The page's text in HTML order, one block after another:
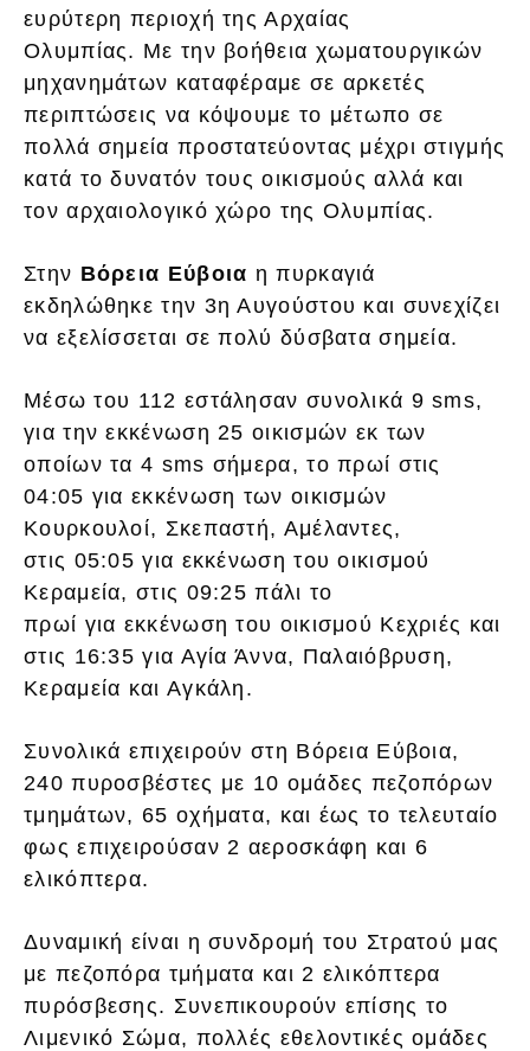
ευρύτερη περιοχή της Αρχαίας
Ολυμπίας. Με την βοήθεια χωματουργικών
μηχανημάτων καταφέραμε σε αρκετές
περιπτώσεις να κόψουμε το μέτωπο σε
πολλά σημεία προστατεύοντας μέχρι στιγμής
κατά το δυνατόν τους οικισμούς αλλά και
τον αρχαιολογικό χώρο της Ολυμπίας.
Στην Βόρεια Εύβοια η πυρκαγιά
εκδηλώθηκε την 3η Αυγούστου και συνεχίζει
να εξελίσσεται σε πολύ δύσβατα σημεία.
Μέσω του 112 εστάλησαν συνολικά 9 sms,
για την εκκένωση 25 οικισμών εκ των
οποίων τα 4 sms σήμερα, το πρωί στις
04:05 για εκκένωση των οικισμών
Κουρκουλοί, Σκεπαστή, Αμέλαντες,
στις 05:05 για εκκένωση του οικισμού
Κεραμεία, στις 09:25 πάλι το
πρωί για εκκένωση του οικισμού Κεχριές και
στις 16:35 για Αγία Άννα, Παλαιόβρυση,
Κεραμεία και Αγκάλη.
Συνολικά επιχειρούν στη Βόρεια Εύβοια,
240 πυροσβέστες με 10 ομάδες πεζοπόρων
τμημάτων, 65 οχήματα, και έως το τελευταίο
φως επιχειρούσαν 2 αεροσκάφη και 6
ελικόπτερα.
Δυναμική είναι η συνδρομή του Στρατού μας
με πεζοπόρα τμήματα και 2 ελικόπτερα
πυρόσβεσης. Συνεπικουρούν επίσης το
Λιμενικό Σώμα, πολλές εθελοντικές ομάδες